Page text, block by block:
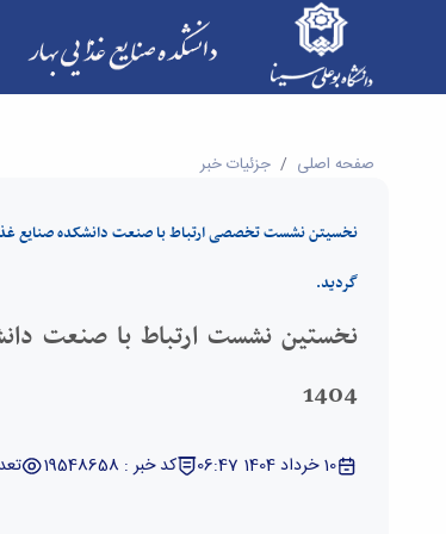
نخستین نشست ارتباط با صنعت دانشکده صنایع غذایی بهار در
صفحه اصلی جزئیات خبر
نخسیتن نشست تخصصی ارتباط با صنعت دانشکده صنایع
گردید.
نخستین نشست ارتباط با صنعت
1404
10 خرداد 1404 06:47 کد خبر : 19548658